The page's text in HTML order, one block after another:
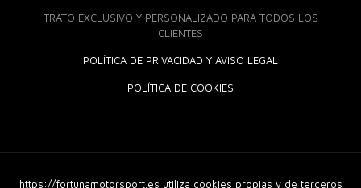
TRATO EXCLUSIVO Y PERSONALIZADO PARA TODOS LOS
CLIENTES
POLÍTICA DE PRIVACIDAD Y AVISO LEGAL
POLÍTICA DE COOKIES
© 2018 Fortuna Moto Sport. Derechos Reservados |Diseño
https://fortunamotorsport.es utiliza cookies propias y de terceros